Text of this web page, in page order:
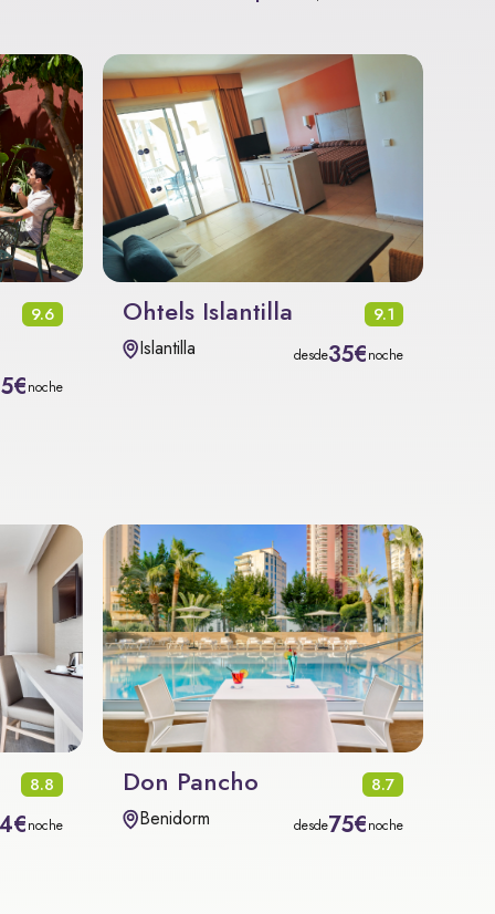
9.6
noche
Ohtels Islantilla 9.1
Islantilla desde35€noche
8.8
noche
Don Pancho 8.7
Benidorm desde75€noche